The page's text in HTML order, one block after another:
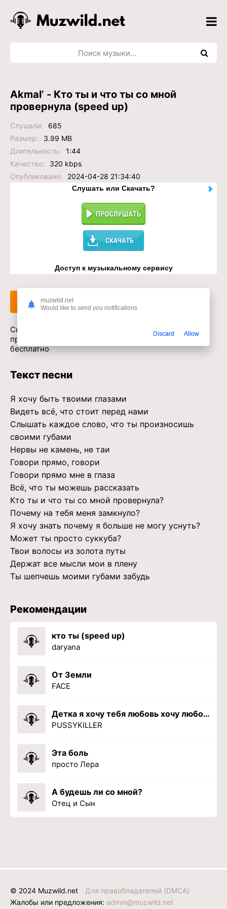
Akmal’ - Кто ты и что ты со мной
провернула (speed up)
Слушали:
685
Размер:
3.99 MB
Длительность:
1:44
Качество:
320 kbps
Опубликовано:
2024-04-28 21:34:40
Слушать или Скачать?
Доступ к музыкальному сервису
Слушать
Скачать песню Akmal’ - Кто ты и что ты со мной
провернула (speed up) в mp3 или слушать онлайн
бесплатно
Текст песни
Я хочу быть твоими глазами
Видеть всё, что стоит перед нами
Слышать каждое слово, что ты произносишь
своими губами
Нервы не камень, не таи
Говори прямо, говори
Говори прямо мне в глаза
Всё, что ты можешь рассказать
Кто ты и что ты со мной провернула?
Почему на тебя меня замкнуло?
Я хочу знать почему я больше не могу уснуть?
Может ты просто суккуба?
Твои волосы из золота путы
Держат все мысли мои в плену
Ты шепчешь моими губами забудь
Рекомендации
кто ты (speed up)
daryana
От Земли
FACE
Детка я хочу тебя любовь хочу любовь
PUSSYKILLER
Эта боль
просто Лера
А будешь ли со мной?
Отец и Сын
© 2024 Muzwild.net
Для правобладателей (DMCA)
Жалобы или предложения: admin@muzwild.net
muzwild.net
Would like to send you notifications
Discard Allow